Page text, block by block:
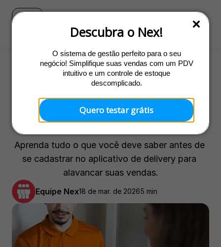
Descubra o Nex!
O sistema de gestão perfeito para o seu
negócio! Simplifique suas vendas com um PDV
intuitivo e um controle de estoque
descomplicado.
Quero testar grátis
Gestão
Aplicativo Rappi:
como funciona
Aprenda tudo o que você deve saber antes de
se cadastrar no aplicativo de delivery para
alavancar suas vendas.
Equipe Nex18 de mar. de 20265 min
Blog Ir para o site do Nex